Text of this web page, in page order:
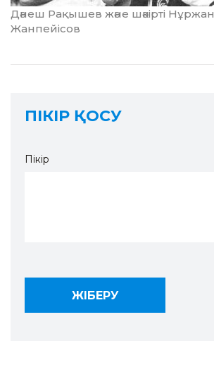
Дәнеш Рақышев және шәкірті Нұржан
Жанпейісов
ПІКІР ҚОСУ
Пікір